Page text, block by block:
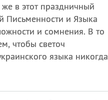
же в этот праздничный
Письменности и Языка
и сомнения. В то
чтобы светоч
языка никогда